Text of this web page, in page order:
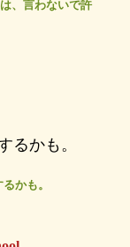
、言わないで許
るかも。
かも。